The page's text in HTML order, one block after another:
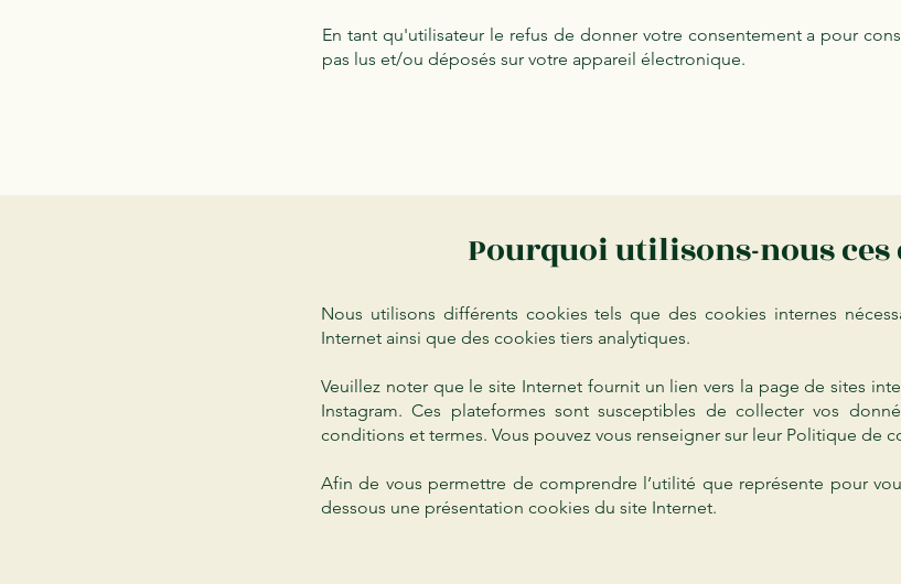
En tant qu'utilisateur le refus de donner votre consentement a pour
pas lus et/ou déposés sur votre appareil électronique.
Pourquoi utilisons-nous ces
Nous utilisons différents cookies tels que des cookies internes
Internet ainsi que des cookies tiers analytiques.
Veuillez noter que le site Internet fournit un lien vers la page de sites
Instagram. Ces plateformes sont susceptibles de collecter vos
conditions et termes. Vous pouvez vous renseigner sur leur Politique de
Afin de vous permettre de comprendre l’utilité que représente pour
dessous une présentation cookies du site Internet.